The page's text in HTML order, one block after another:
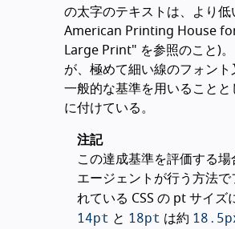
の太字のテキストは、より
American Printing House
Large Print" を参照のこと)
が、極めて細い線のフォン
一般的な基準を用いることと
に付けている。
注記
この達成基準を評価する
エージェントが行う方法
れている CSS の pt サイズ
14pt と 18pt は約